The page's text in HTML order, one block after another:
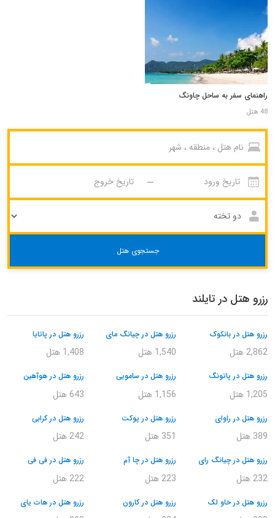
راهنمای سفر به ساحل چاونگ
48 هتل
جستجوی هتل
رزرو هتل در تایلند
رزرو هتل در بانکوک
2,862 هتل
رزرو هتل در چیانگ مای
1,540 هتل
رزرو هتل در پاتایا
1,408 هتل
رزرو هتل در پاتونگ
1,205 هتل
رزرو هتل در سامویی
1,156 هتل
رزرو هتل در هوآهین
643 هتل
رزرو هتل در راوای
389 هتل
رزرو هتل در پوکت
351 هتل
رزرو هتل در کرابی
242 هتل
رزرو هتل در چیانگ رای
232 هتل
رزرو هتل در چا آم
223 هتل
رزرو هتل در فی فی
222 هتل
رزرو هتل در خاو لک رزرو هتل در کارون رزرو هتل در هات یای